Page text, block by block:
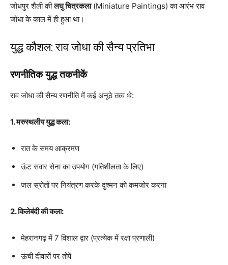
जोधपुर शैली कीलघु चित्रकला(Miniature Paintings) का आरंभ राव
जोधा के काल में ही हुआ था।
युद्ध कौशल: राव जोधा की सैन्य प्रतिभा
रणनीतिक युद्ध तकनीकें
राव जोधा की सैन्य रणनीति में कई अनूठे तत्व थे:
1. मरुस्थलीय युद्ध कला:
रात के समय आक्रमण
ऊंट सवार सेना का उपयोग (गतिशीलता के लिए)
जल स्रोतों पर नियंत्रण करके दुश्मन को कमजोर करना
2. किलेबंदी की कला:
मेहरानगढ़ में 7 विशाल द्वार (प्रत्येक में रक्षा प्रणाली)
ऊंची दीवारों पर तोपें